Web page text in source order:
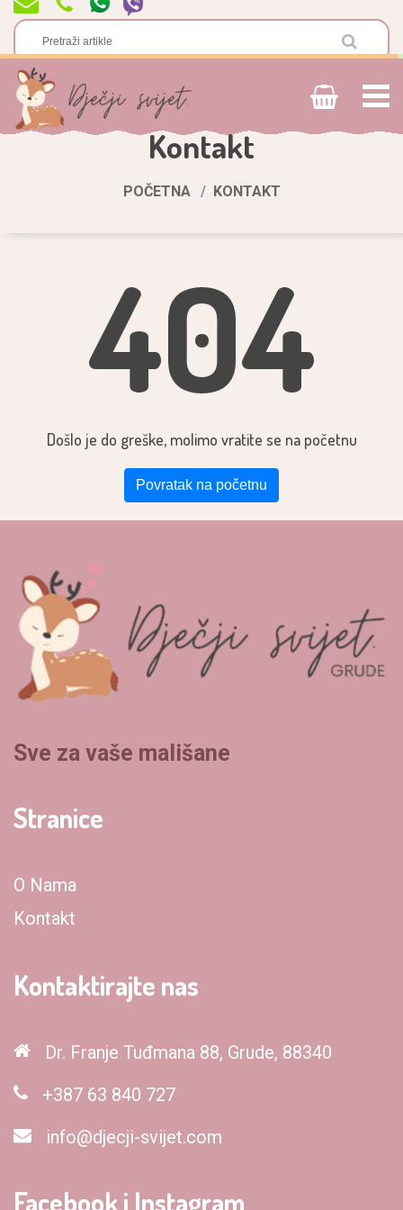
Kontakt
POČETNA KONTAKT
404
Došlo je do greške, molimo vratite se na početnu
Povratak na početnu
Sve za vaše mališane
Stranice
O Nama
Kontakt
Kontaktirajte nas
Dr. Franje Tuđmana 88, Grude, 88340
+387 63 840 727
info@djecji-svijet.com
Facebook i Instagram